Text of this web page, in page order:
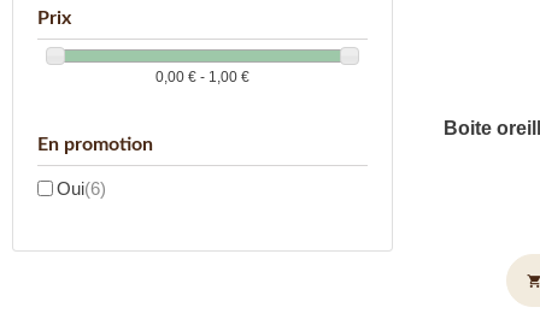
Prix
0,00 € - 1,00 €
En promotion
Oui(6)
Boite
shopping_cart